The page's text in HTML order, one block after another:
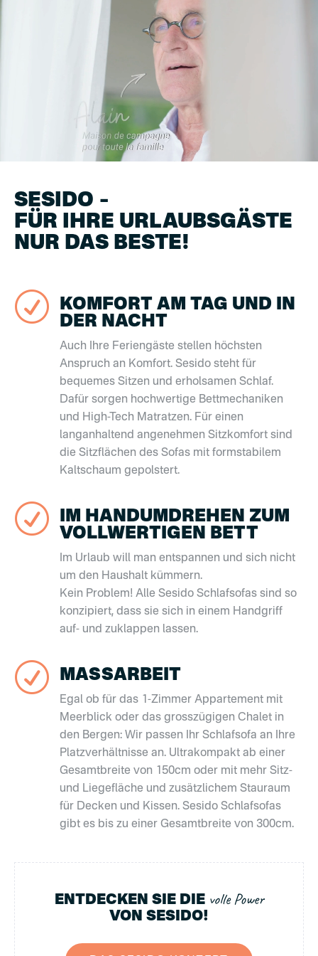
SESIDO –
FÜR IHRE URLAUBSGÄSTE
NUR DAS BESTE!
R
KOMFORT AM TAG UND IN
DER NACHT
Auch Ihre Feriengäste stellen höchsten
Anspruch an Komfort. Sesido steht für
bequemes Sitzen und erholsamen Schlaf.
Dafür sorgen hochwertige Bettmechaniken
und High-Tech Matratzen. Für einen
langanhaltend angenehmen Sitzkomfort sind
die Sitzflächen des Sofas mit formstabilem
Kaltschaum gepolstert.
R
IM HANDUMDREHEN ZUM
VOLLWERTIGEN BETT
Im Urlaub will man entspannen und sich nicht
um den Haushalt kümmern.
Kein Problem! Alle Sesido Schlafsofas sind so
konzipiert, dass sie sich in einem Handgriff
auf- und zuklappen lassen.
R MASSARBEIT
Egal ob für das 1-Zimmer Appartement mit
Meerblick oder das grosszügigen Chalet in
den Bergen: Wir passen Ihr Schlafsofa an Ihre
Platzverhältnisse an. Ultrakompakt ab einer
Gesamtbreite von 150cm oder mit mehr Sitz-
und Liegefläche und zusätzlichem Stauraum
für Decken und Kissen. Sesido Schlafsofas
gibt es bis zu einer Gesamtbreite von 300cm.
ENTDECKEN SIE DIE volle Power
VON SESIDO!